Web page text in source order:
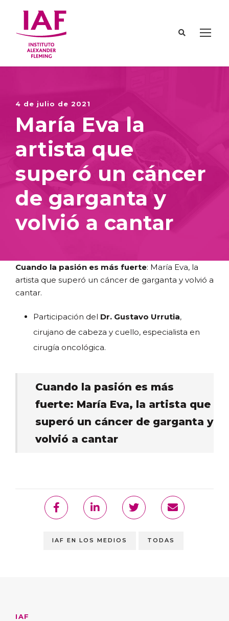
4 de julio de 2021
María Eva la
artista que
superó un cáncer
de garganta y
volvió a cantar
Cuando la pasión es más fuerte: María Eva, la
artista que superó un cáncer de garganta y volvió a
cantar.
Participación del Dr. Gustavo Urrutia,
cirujano de cabeza y cuello, especialista en
cirugía oncológica.
Cuando la pasión es más
fuerte: María Eva, la artista que
superó un cáncer de garganta y
volvió a cantar
IAF EN LOS MEDIOS TODAS
IAF